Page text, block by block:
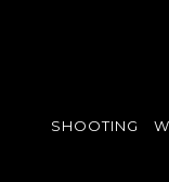
SHOOTING